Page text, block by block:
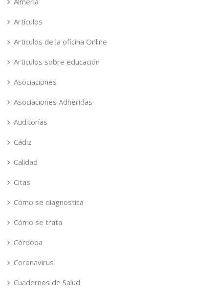
Artículos
Articulos de la oficina Online
Articulos sobre educación
Asociaciones
Asociaciones Adheridas
Auditorías
Cádiz
Calidad
Citas
Cómo se diagnostica
Cómo se trata
Córdoba
Coronavirus
Cuadernos de Salud